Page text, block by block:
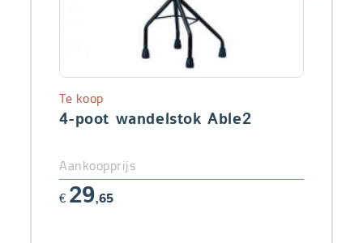
4-poot wandelstok Able2
Te koop
Aankoopprijs
€ 29,65